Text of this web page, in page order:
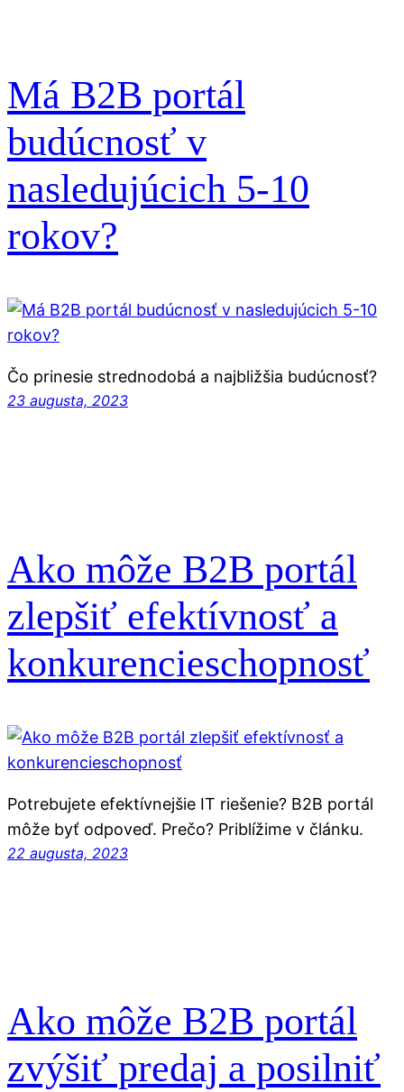
Má B2B portál
budúcnosť v
nasledujúcich 5-10
rokov?
Čo prinesie strednodobá a najbližšia budúcnosť?
23 augusta, 2023
Ako môže B2B portál
zlepšiť efektívnosť a
konkurencieschopnosť
Potrebujete efektívnejšie IT riešenie? B2B portál
môže byť odpoveď. Prečo? Priblížime v článku.
22 augusta, 2023
Ako môže B2B portál
zvýšiť predaj a posilniť